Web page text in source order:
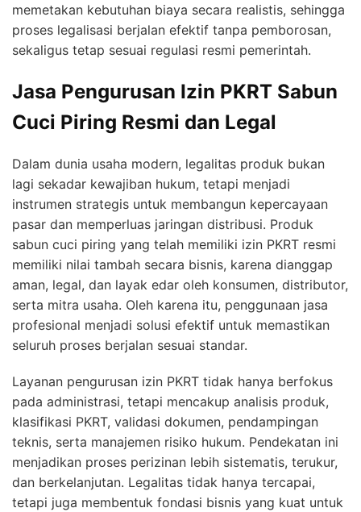
memetakan kebutuhan biaya secara realistis, sehingga
proses legalisasi berjalan efektif tanpa pemborosan,
sekaligus tetap sesuai regulasi resmi pemerintah.
Jasa Pengurusan Izin PKRT Sabun
Cuci Piring Resmi dan Legal
Dalam dunia usaha modern, legalitas produk bukan
lagi sekadar kewajiban hukum, tetapi menjadi
instrumen strategis untuk membangun kepercayaan
pasar dan memperluas jaringan distribusi. Produk
sabun cuci piring yang telah memiliki izin PKRT resmi
memiliki nilai tambah secara bisnis, karena dianggap
aman, legal, dan layak edar oleh konsumen, distributor,
serta mitra usaha. Oleh karena itu, penggunaan jasa
profesional menjadi solusi efektif untuk memastikan
seluruh proses berjalan sesuai standar.
Layanan pengurusan izin PKRT tidak hanya berfokus
pada administrasi, tetapi mencakup analisis produk,
klasifikasi PKRT, validasi dokumen, pendampingan
teknis, serta manajemen risiko hukum. Pendekatan ini
menjadikan proses perizinan lebih sistematis, terukur,
dan berkelanjutan. Legalitas tidak hanya tercapai,
tetapi juga membentuk fondasi bisnis yang kuat untuk